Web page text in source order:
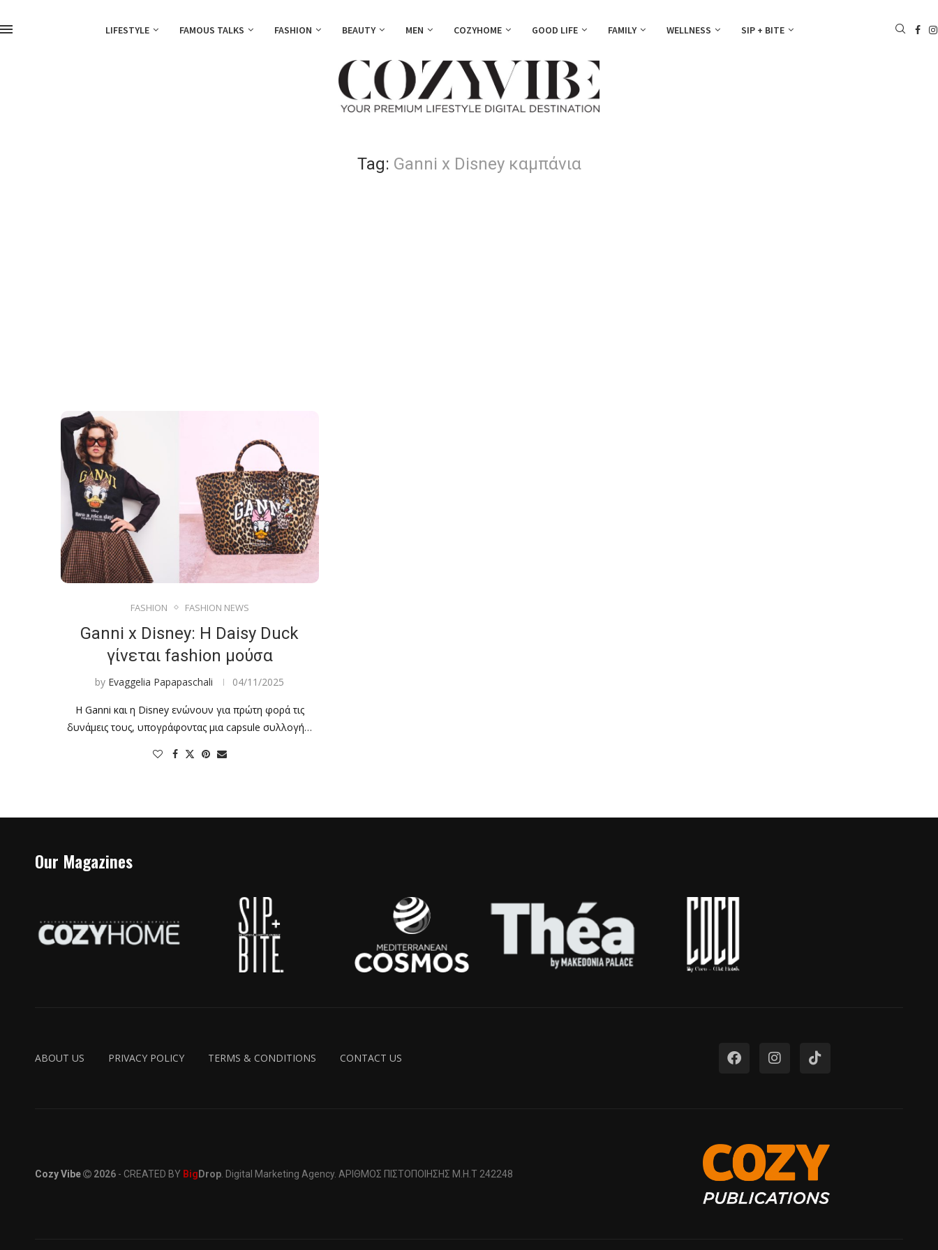
LIFESTYLE FAMOUS TALKS FASHION BEAUTY MEN COZYHOME GOOD LIFE FAMILY WELLNESS SIP + BITE
Tag: Ganni x Disney καμπάνια
FASHION FASHION NEWS
Ganni x Disney: H Daisy Duck
γίνεται fashion μούσα
by Evaggelia Papapaschali 04/11/2025
Η Ganni και η Disney ενώνουν για πρώτη φορά τις
δυνάμεις τους, υπογράφοντας μια capsule συλλογή…
Our Magazines
ABOUT US PRIVACY POLICY TERMS & CONDITIONS CONTACT US
Cozy Vibe 2026 - CREATED BY Big Drop . Digital Marketing Agency. ΑΡΙΘΜΟΣ ΠΙΣΤΟΠΟΙΗΣΗΣ Μ.Η.Τ 242248